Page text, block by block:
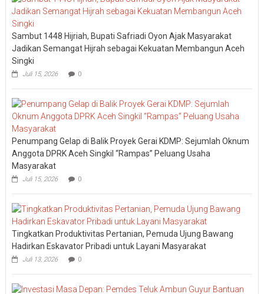
Sambut 1448 Hijriah, Bupati Safriadi Oyon Ajak Masyarakat
Jadikan Semangat Hijrah sebagai Kekuatan Membangun Aceh
Singki
Juli 15, 2026 0
Penumpang Gelap di Balik Proyek Gerai KDMP: Sejumlah Oknum
Anggota DPRK Aceh Singkil “Rampas” Peluang Usaha
Masyarakat
Juli 15, 2026 0
Tingkatkan Produktivitas Pertanian, Pemuda Ujung Bawang
Hadirkan Eskavator Pribadi untuk Layani Masyarakat
Juli 13, 2026 0